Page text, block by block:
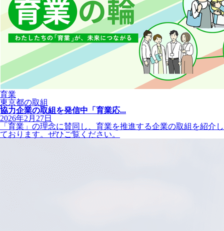
育業
東京都の取組
協力企業の取組を発信中「育業応...
2026年2月27日
「育業」の理念に賛同し、育業を推進する企業の取組を紹介し
ております。ぜひご覧ください。